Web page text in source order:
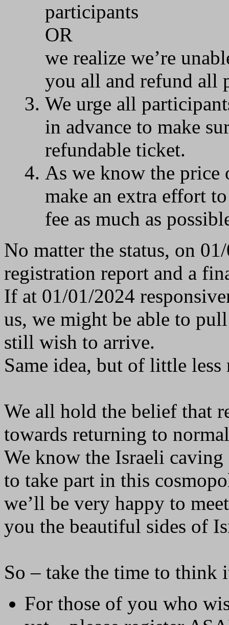
participants
OR
we realize we’re
you all and refund all
We urge all
in advance to make
refundable ticket.
As we know the price
make an extra effort
fee as much as
No matter the status, on
registration report and a
If at 01/01/2024
us, we might be able to
still wish to arrive.
Same idea, but of little less
We all hold the belief that
towards returning to
We know the Israeli
to take part in this
we’ll be very happy to
you the beautiful sides of
So – take the time to think
For those of you who